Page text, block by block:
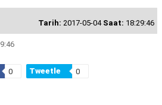
Tarih: 2017-05-04 Saat: 18:29:46
0 Tweetle
0